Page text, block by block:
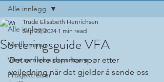
Alle innlegg
Medlemmer
Våre samarbeidspartnere
Prosjektreiser
Alle innlegg
Sorteringsguide VFA
Trude Elisabeth Henrichsen
Sep 27, 2024 1 min read
Det er flere som har spør etter
veiledning når det gjelder å sende oss